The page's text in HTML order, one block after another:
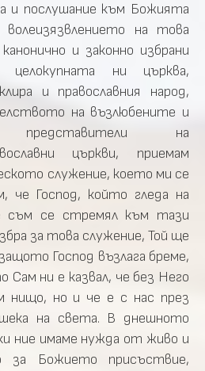
и послушание към Божията
волеизязвлението на това
и законно избрани
целокупната ни църква,
и православния народ,
на възлюбените и
представители на
църкви, приемам
служение, което ми се
че Господ, който гледа на
съм се стремял към тази
за това служение, Той ще
Господ възлага бреме,
Сам ни е казвал, че без Него
нищо, но и че е с нас през
на света. В днешното
ние имаме нужда от живо и
за Божието присъствие,